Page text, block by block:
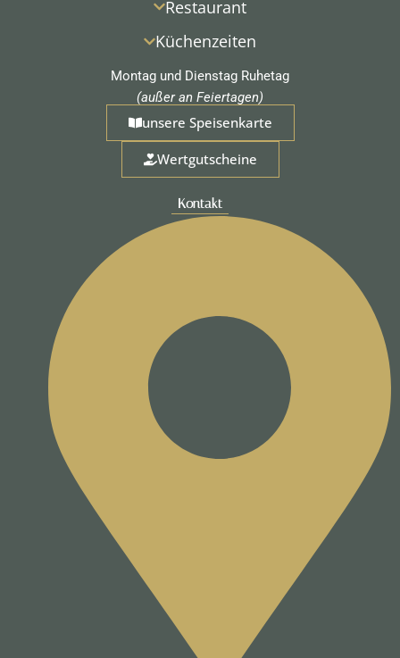
Restaurant
Küchenzeiten
Montag und Dienstag Ruhetag
(außer an Feiertagen)
unsere Speisenkarte
Wertgutscheine
Kontakt